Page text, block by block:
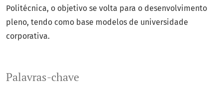
Palavras-chave
Politécnica, o objetivo se volta para o desenvolvimento
pleno, tendo como base modelos de universidade
corporativa.